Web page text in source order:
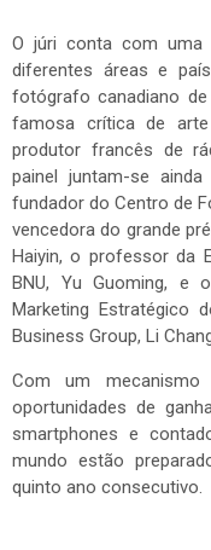
O júri conta com uma
diferentes áreas e
fotógrafo canadiano de
famosa crítica de
produtor francês de
painel juntam-se
fundador do Centro de
vencedora do grande
Haiyin, o professor da
BNU, Yu Guoming, e
Marketing Estratégico
Business Group, Li
Com um
oportunidades de
smartphones e
mundo estão
quinto ano consecutivo.